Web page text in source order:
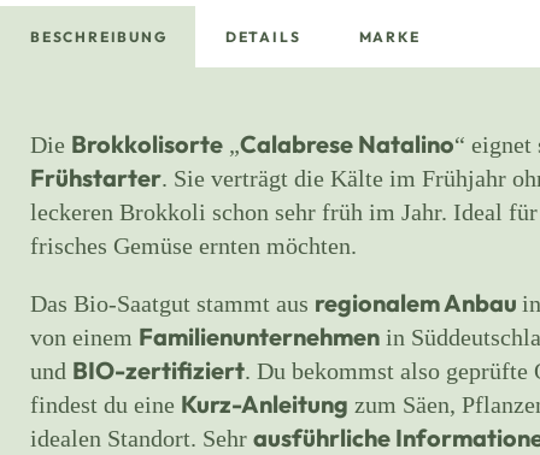
BESCHREIBUNG DETAILS MARKE
Die Brokkolisorte „Calabrese Natalino“ eignet
Frühstarter. Sie verträgt die Kälte im Frühjahr
leckeren Brokkoli schon sehr früh im Jahr. Ideal
frisches Gemüse ernten möchten.
Das Bio-Saatgut stammt aus regionalem Anbau
von einem Familienunternehmen in
und BIO-zertifiziert. Du bekommst also
findest du eine Kurz-Anleitung zum Säen,
idealen Standort. Sehr ausführliche